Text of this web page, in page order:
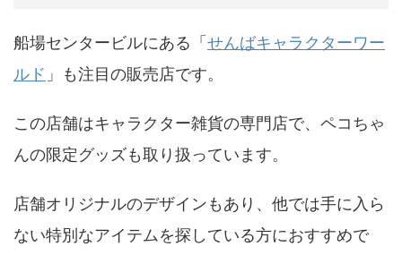
船場センタービルにある「せんばキャラクターワー
ルド 」も注目の販売店です。
この店舗はキャラクター雑貨の専門店で、ペコちゃ
んの限定グッズも取り扱っています。
店舗オリジナルのデザインもあり、他では手に入ら
ない特別なアイテムを探している方におすすめで